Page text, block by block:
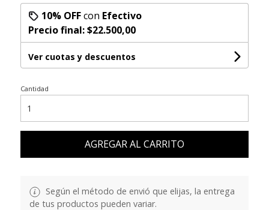
10% OFFcon Efectivo
Precio final:$22.500,00
Ver cuotas y descuentos
Cantidad
AGREGAR AL CARRITO
Según el método de envió que elijas, la entrega
de tus productos pueden variar.